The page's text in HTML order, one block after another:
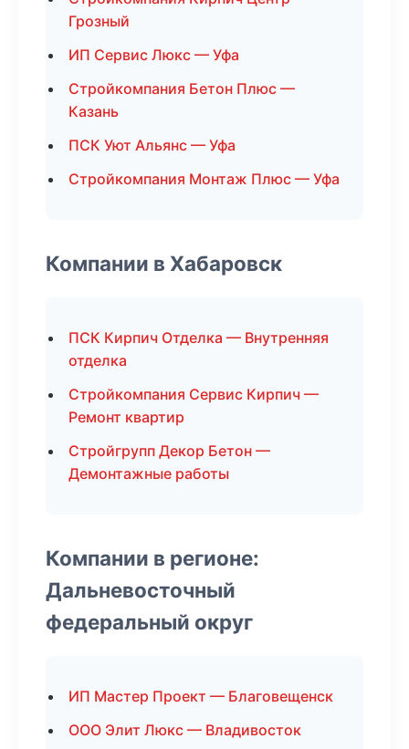
Грозный
ИП Сервис Люкс — Уфа
Стройкомпания Бетон Плюс —
Казань
ПСК Уют Альянс — Уфа
Стройкомпания Монтаж Плюс — Уфа
Компании в Хабаровск
ПСК Кирпич Отделка — Внутренняя
отделка
Стройкомпания Сервис Кирпич —
Ремонт квартир
Стройгрупп Декор Бетон —
Демонтажные работы
Компании в регионе:
Дальневосточный
федеральный округ
ИП Мастер Проект — Благовещенск
ООО Элит Люкс — Владивосток